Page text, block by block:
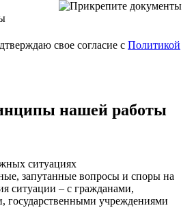
свое согласие с Политикой
нашей работы
ситуациях
запутанные вопросы и споры на
ситуации – с гражданами,
государственными учреждениями